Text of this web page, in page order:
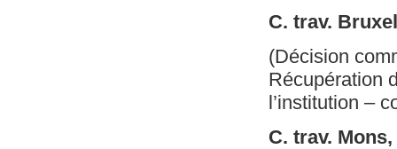
C. trav.
(Décision
Récupération
l’institution –
C. trav.